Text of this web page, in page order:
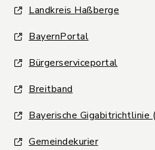
Landkreis Haßberge
BayernPortal
Bürgerserviceportal
Breitband
Bayerische Gigabitrichtlinie
Gemeindekurier